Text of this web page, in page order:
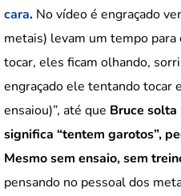
cara. No vídeo é engraçado
metais) levam um tempo
tocar, eles ficam olhando,
engraçado ele tentando tocar
ensaiou)”, até que Bruce solta
significa “tentem garotos”,
Mesmo sem ensaio, sem
pensando no pessoal dos